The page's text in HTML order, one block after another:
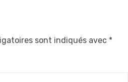
sont indiqués avec *